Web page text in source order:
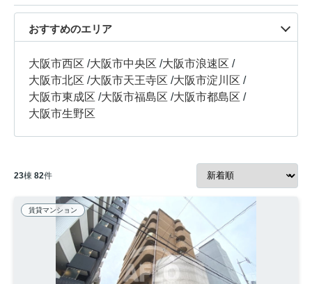
おすすめのエリア
大阪市西区 /大阪市中央区 /大阪市浪速区 /
大阪市北区 /大阪市天王寺区 /大阪市淀川区 /
大阪市東成区 /大阪市福島区 /大阪市都島区 /
大阪市生野区
23棟 82件
賃貸マンション